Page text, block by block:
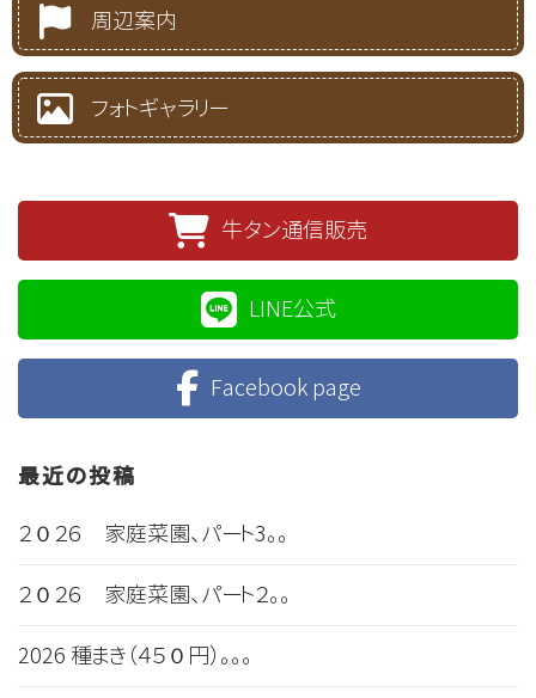
周辺案内
フォトギャラリー
牛タン通信販売
LINE公式
Facebook page
最近の投稿
２０２６ 家庭菜園、パート3。。
２０２６ 家庭菜園、パート２。。
2026 種まき（４５０円）。。。